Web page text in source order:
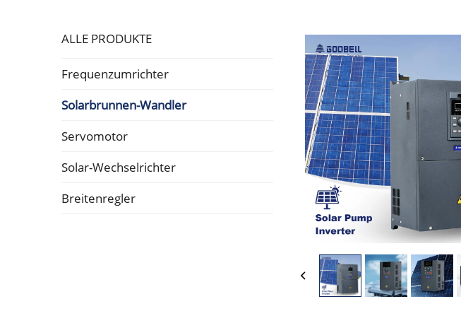
ALLE PRODUKTE
Frequenzumrichter
Solarbrunnen-Wandler
Servomotor
Solar-Wechselrichter
Breitenregler